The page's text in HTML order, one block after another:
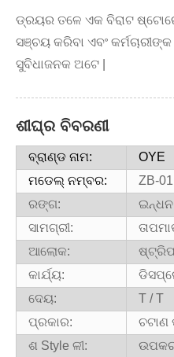
ଡ୍ରୟର ତଳେ ଏକ ବିରାଟ
ସଞ୍ଚୟ କରିବା ଏବଂ
ସୁବିଧାଜନକ ଅଟେ |
ଶୀଘ୍ର ବିବରଣୀ
ବ୍ରାଣ୍ଡ ନାମ:
OYE
ମଡେଲ୍ ନମ୍ବର:
ZB-01
ରଙ୍ଗ:
ଇନ୍ଧନ
ସାମଗ୍ରୀ:
ଆଲୋକ:
କାର୍ଯ୍ୟ:
ଦେୟ:
T / T
ପ୍ରକାର:
ଚଟାଣ
ଶ Style ଳୀ: